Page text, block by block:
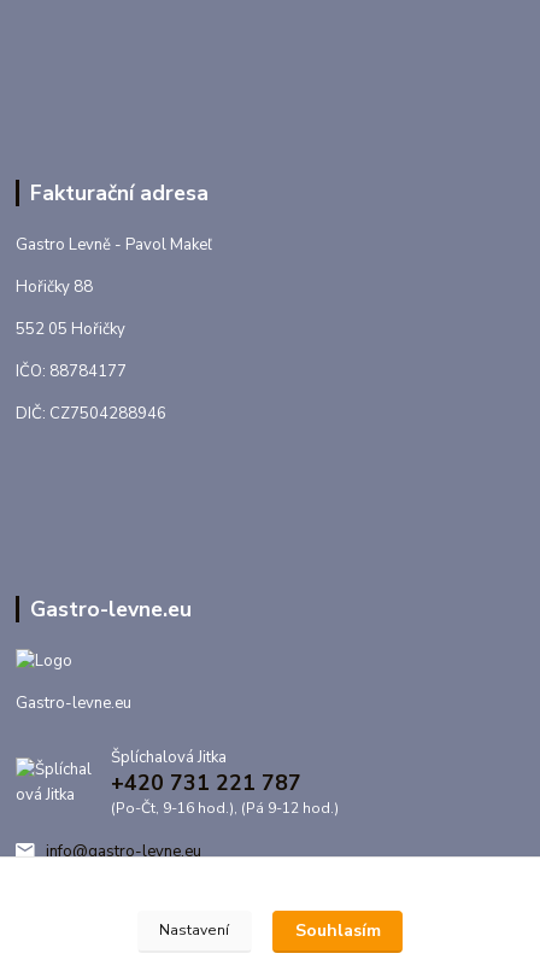
Fakturační adresa
Gastro Levně - Pavol Makeľ
Hořičky 88
552 05 Hořičky
IČO: 88784177
DIČ: CZ7504288946
Gastro-levne.eu
Gastro-levne.eu
Šplíchalová Jitka
+420 731 221 787
(Po-Čt, 9-16 hod.), (Pá 9-12 hod.)
info@gastro-levne.eu
Nastavení Souhlasím